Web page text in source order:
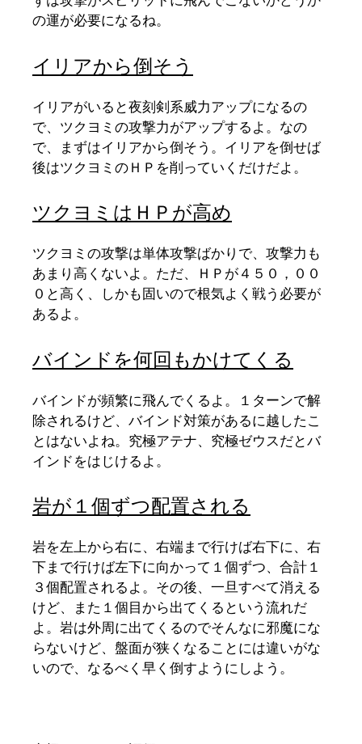
の運が必要になるね。
イリアから倒そう
イリアがいると夜刻剣系威力アップになるの
で、ツクヨミの攻撃力がアップするよ。なの
で、まずはイリアから倒そう。イリアを倒せば
後はツクヨミのＨＰを削っていくだけだよ。
ツクヨミはＨＰが高め
ツクヨミの攻撃は単体攻撃ばかりで、攻撃力も
あまり高くないよ。ただ、ＨＰが４５０，００
０と高く、しかも固いので根気よく戦う必要が
あるよ。
バインドを何回もかけてくる
バインドが頻繁に飛んでくるよ。１ターンで解
除されるけど、バインド対策があるに越したこ
とはないよね。究極アテナ、究極ゼウスだとバ
インドをはじけるよ。
岩が１個ずつ配置される
岩を左上から右に、右端まで行けば右下に、右
下まで行けば左下に向かって１個ずつ、合計１
３個配置されるよ。その後、一旦すべて消える
けど、また１個目から出てくるという流れだ
よ。岩は外周に出てくるのでそんなに邪魔にな
らないけど、盤面が狭くなることには違いがな
いので、なるべく早く倒すようにしよう。